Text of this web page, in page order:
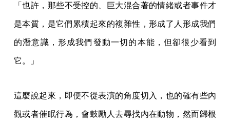
「也許，那些不受控的、巨大混合著的情緒或者事件才
是本質，是它們累積起來的複雜性，形成了人形成我們
的潛意識，形成我們發動一切的本能，但卻很少看到
它。」
這麼說起來，即便不從表演的角度切入，也的確有些內
觀或者催眠行為，會鼓勵人去尋找內在動物，然而歸根